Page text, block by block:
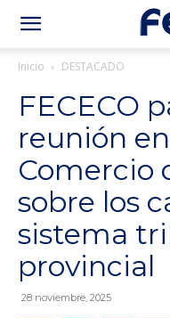
Inicio DESTACADO
FECECO
reunión
Comercio
sobre los
sistema
provincial
28 noviembre, 2025